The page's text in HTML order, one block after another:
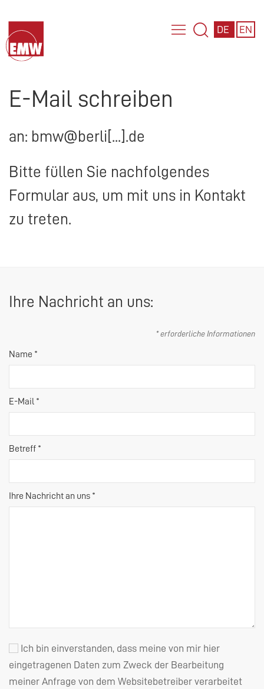
DE EN
E-Mail schreiben
an: bmw@berli[...].de
Bitte füllen Sie nachfolgendes
Formular aus, um mit uns in Kontakt
zu treten.
Ihre Nachricht an uns:
* erforderliche Informationen
Name *
E-Mail *
Betreff *
Ihre Nachricht an uns *
Ich bin einverstanden, dass meine von mir hier
eingetragenen Daten zum Zweck der Bearbeitung
meiner Anfrage von dem Websitebetreiber verarbeitet